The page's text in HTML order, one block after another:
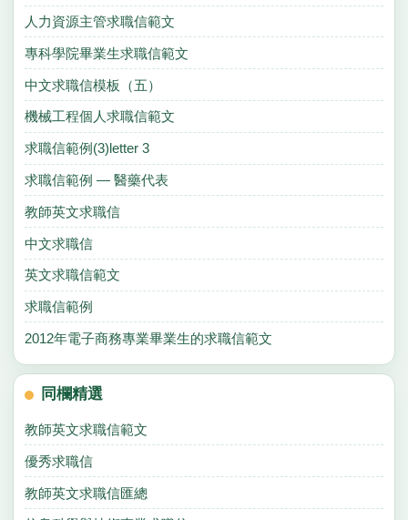
人力資源主管求職信範文
專科學院畢業生求職信範文
中文求職信模板（五）
機械工程個人求職信範文
求職信範例(3)letter 3
求職信範例 — 醫藥代表
教師英文求職信
中文求職信
英文求職信範文
求職信範例
2012年電子商務專業畢業生的求職信範文
同欄精選
教師英文求職信範文
優秀求職信
教師英文求職信匯總